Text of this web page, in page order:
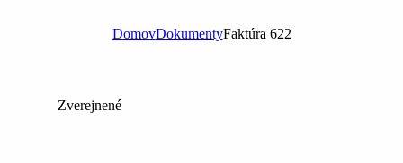
DomovDokumentyFaktúra 622
Zverejnené